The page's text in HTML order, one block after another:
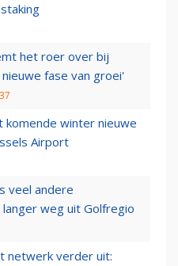
het roer over bij
fase van groei'
komende winter nieuwe
Airport
veel andere
weg uit Golfregio
netwerk verder uit: